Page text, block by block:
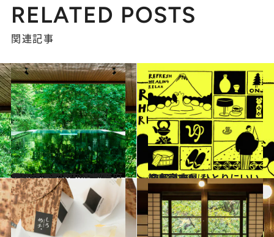
RELATED POSTS
関連記事
2022.7.28
《ほかの都道府県も見る》【2022年】47都道府県 ひとりにいい温泉宿118
旅＆お出かけ 2022.2.10
47都道府県 ひとりにいい温泉宿250
旅＆お出かけ